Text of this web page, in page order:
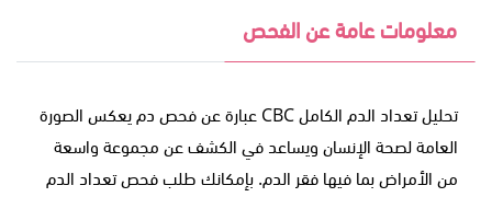
معلومات عامة عن الفحص
تحليل تعداد الدم الكاملCBC عبارة عن فحص دم يعكس الصورة
العامة لصحة الإنسان ويساعد في الكشف عن مجموعة واسعة
من الأمراض بما فيها فقر الدم. بإمكانك طلب فحص تعداد الدم